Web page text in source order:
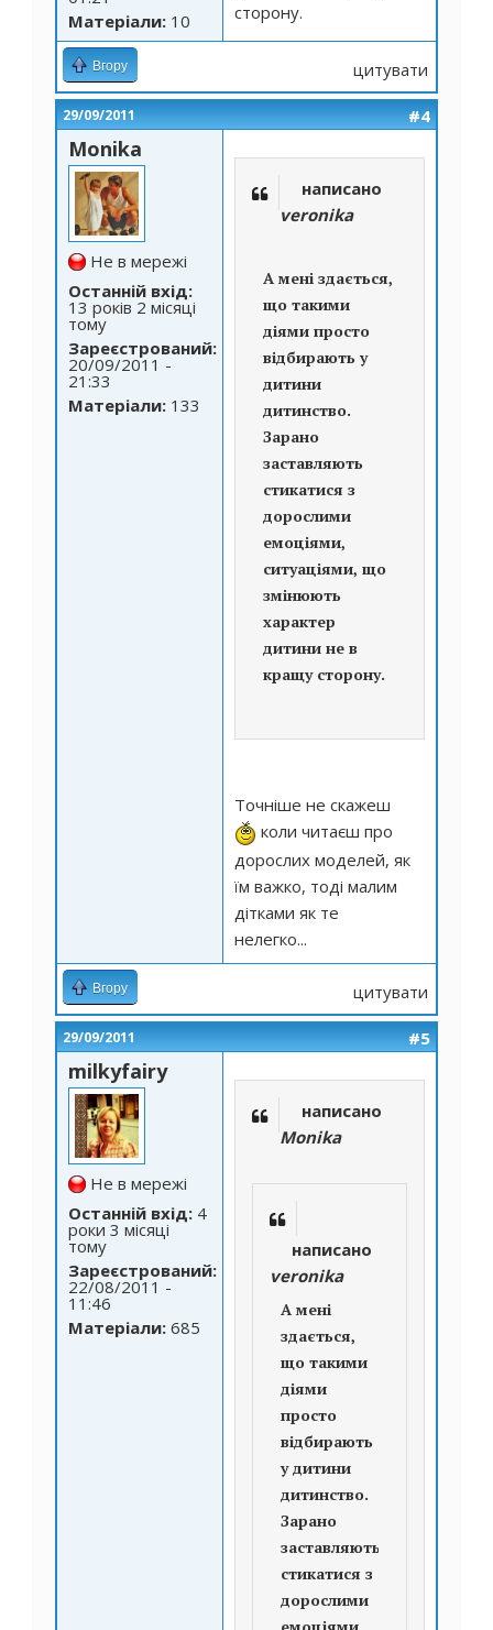
Матеріали: 10
сторону.
Вгору цитувати
29/09/2011 #4
Monika
Не в мережі
Останній вхід:
13 років 2 місяці
тому
Зареєстрований:
20/09/2011 -
21:33
Матеріали: 133
написано
veronika
А мені здається,
що такими
діями просто
відбирають у
дитини
дитинство.
Зарано
заставляють
стикатися з
дорослими
емоціями,
ситуаціями, що
змінюють
характер
дитини не в
кращу сторону.
Точніше не скажеш
коли читаєш про
дорослих моделей, як
їм важко, тоді малим
дітками як те
нелегко...
Вгору цитувати
29/09/2011 #5
milkyfairy
Не в мережі
Останній вхід: 4
роки 3 місяці
тому
Зареєстрований:
22/08/2011 -
11:46
Матеріали: 685
написано
Monika
написано
veronika
А мені
здається,
що такими
діями
просто
відбирають
у дитини
дитинство.
Зарано
заставляють
стикатися з
дорослими